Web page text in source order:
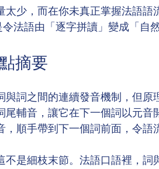
太少，而在你未真正掌握法語語
令法語由「逐字拼讀」變成「自
摘要
與詞之間的連續發音機制，但原
輔音，讓它在下一個詞以元音
順手帶到下一個詞前面，令語
不是細枝末節。法語口語裡，